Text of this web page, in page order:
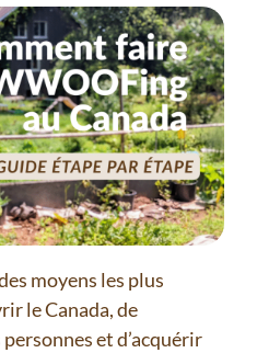
moyens les plus
le Canada, de
et d’acquérir